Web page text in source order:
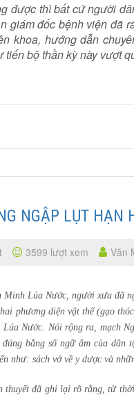
thì bất cứ người
giám đốc bệnh viện đã
khoa, hướng dẫn
bộ thần kỳ này vượt
NGẬP LỤT HẠN
3599 lượt xem Văn
Minh Lúa Nước, người xưa đã
phương diện vật thể (gạo
Nước. Nói rộng ra, mạch
bằng số ngữ âm của dân
như: sách vở về y dược và
thuyết đã ghi lại rõ rằng, từ